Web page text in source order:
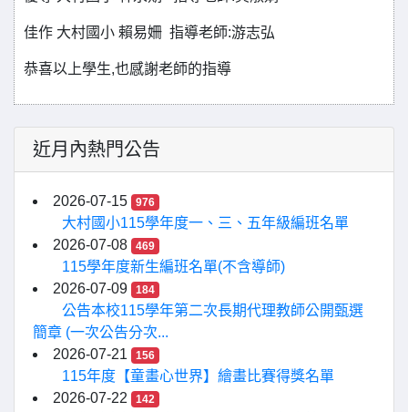
佳作 大村國小 賴易姍 指導老師:游志弘
恭喜以上學生,也感謝老師的指導
近月內熱門公告
2026-07-15 976
大村國小115學年度一、三、五年級編班名單
2026-07-08
469
115學年度新生編班名單(不含導師)
2026-07-09
184
公告本校115學年第二次長期代理教師公開甄選
簡章 (一次公告分次...
2026-07-21
156
115年度【童畫心世界】繪畫比賽得獎名單
2026-07-22
142